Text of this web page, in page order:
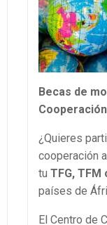
Becas de
¿Quieres
cooperación
tu TFG,
países de
El Centro de